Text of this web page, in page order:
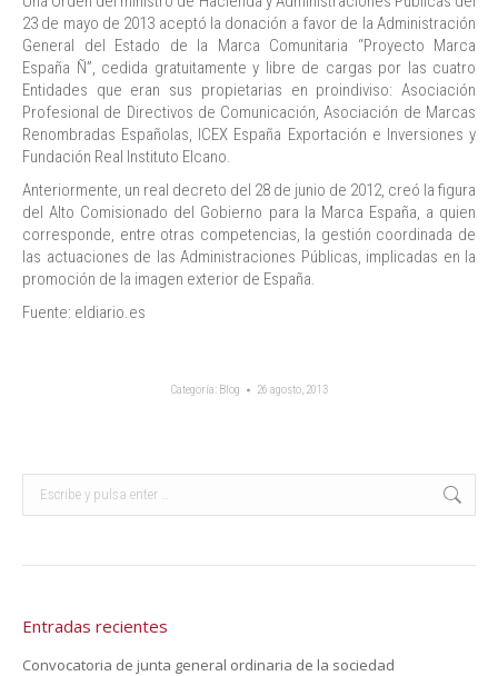
23 de mayo de 2013 aceptó la donación a favor de la Administración
General del Estado de la Marca Comunitaria “Proyecto Marca
España Ñ”, cedida gratuitamente y libre de cargas por las cuatro
Entidades que eran sus propietarias en proindiviso: Asociación
Profesional de Directivos de Comunicación, Asociación de Marcas
Renombradas Españolas, ICEX España Exportación e Inversiones y
Fundación Real Instituto Elcano.
Anteriormente, un real decreto del 28 de junio de 2012, creó la figura
del Alto Comisionado del Gobierno para la Marca España, a quien
corresponde, entre otras competencias, la gestión coordinada de
las actuaciones de las Administraciones Públicas, implicadas en la
promoción de la imagen exterior de España.
Fuente: eldiario.es
Categoría: Blog 26 agosto, 2013
Buscar:
Entradas recientes
Convocatoria de junta general ordinaria de la sociedad